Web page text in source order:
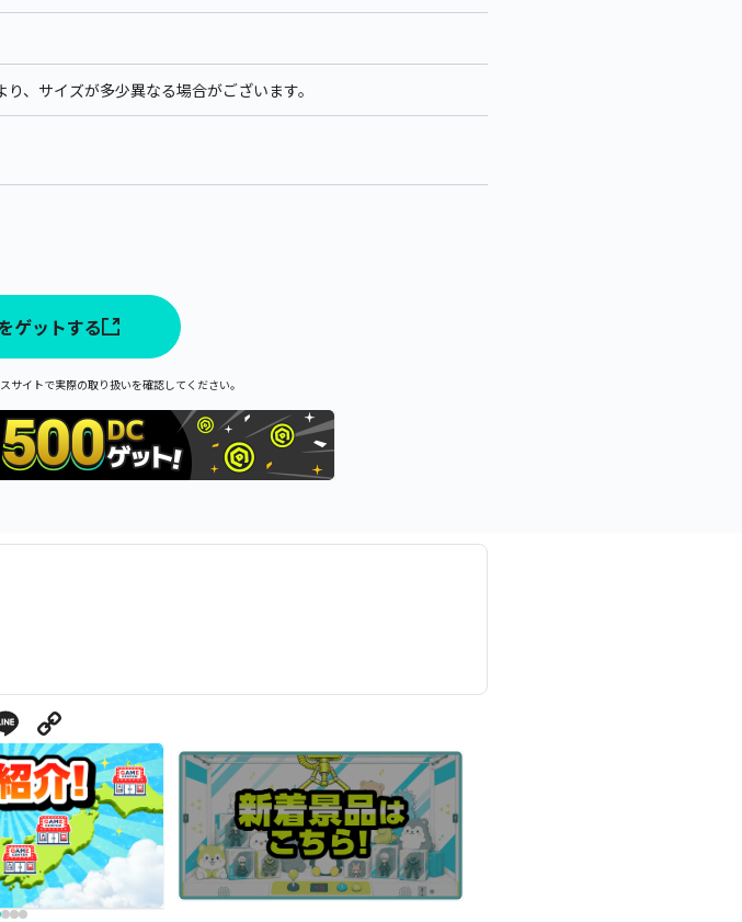
サイズが多少異なる場合がございます。
ゲットする
イトで実際の取り扱いを確認してください。
Line